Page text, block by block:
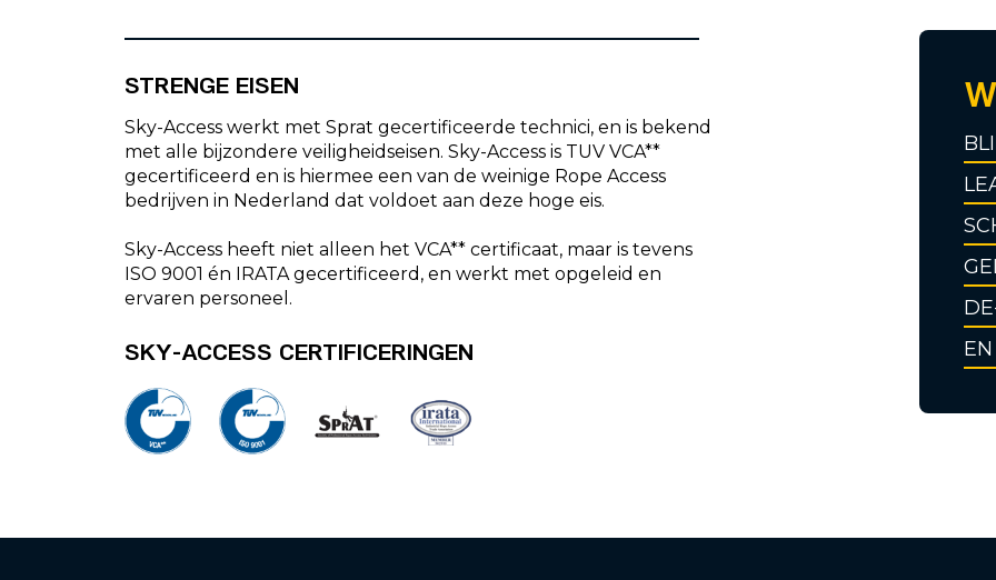
STRENGE EISEN
Sky-Access werkt met Sprat gecertificeerde technici, en is bekend
met alle bijzondere veiligheidseisen. Sky-Access is TUV VCA**
gecertificeerd en is hiermee een van de weinige Rope Access
bedrijven in Nederland dat voldoet aan deze hoge eis.
Sky-Access heeft niet alleen het VCA** certificaat, maar is tevens
ISO 9001 én IRATA gecertificeerd, en werkt met opgeleid en
ervaren personeel.
SKY-ACCESS CERTIFICERINGEN